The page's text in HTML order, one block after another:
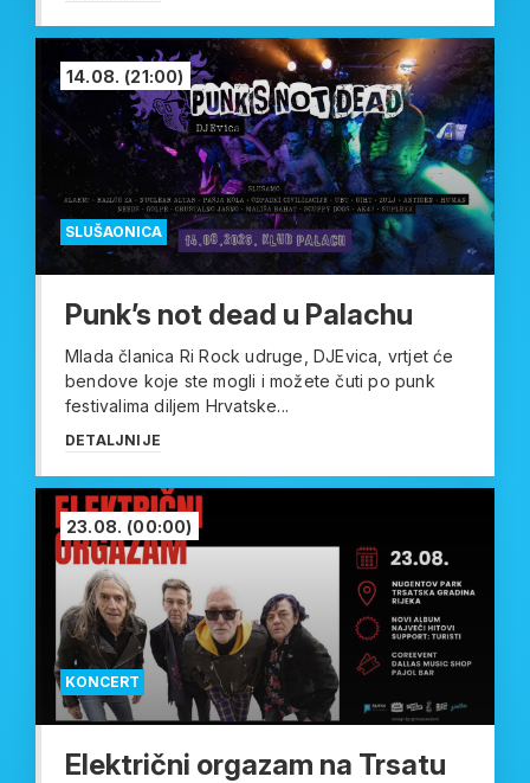
SLUŠAONICA
14.08. (21:00)
Punk’s not dead u Palachu
Mlada članica Ri Rock udruge, DJEvica, vrtjet će
bendove koje ste mogli i možete čuti po punk
festivalima diljem Hrvatske...
DETALJNIJE
KONCERT
23.08. (00:00)
Električni orgazam na Trsatu